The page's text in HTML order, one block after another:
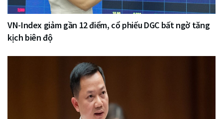
VN-Index giảm gần 12 điểm, cổ phiếu DGC bất ngờ tăng
kịch biên độ